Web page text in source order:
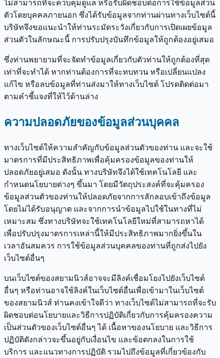
ไม่สามารถที่จะควบคุมดูแล หรือรับผิดชอบต่อการใช้ข้อมูลส่วน
ตัวโดยบุคคลภายนอก ซึ่งได้รับข้อมูลจากท่านผ่านทางเว็บไซต์นี้
บริษัทจึงขอแนะนำให้ท่านระมัดระวังเกี่ยวกับการเปิดเผยข้อมูล
ส่วนตัวในลักษณะนี้ การปรับปรุงบันทึกข้อมูลให้ถูกต้องอยู่เสมอ
ซึ่งท่านพยายามที่จะจัดทำข้อมูลเกี่ยวกับตัวท่านให้ถูกต้องที่สุด
เท่าที่จะทำได้ หากท่านต้องการที่จะทบทวน หรือเปลี่ยนแปลง
แก้ไข หรือลบข้อมูลที่ท่านส่งมาให้ทางเว็บไซต์ โปรดติดต่อมา
ตามคำชี้แจงที่ให้ไว้ด้านล่าง
ความปลอดภัยของข้อมูลส่วนบุคคล
ทางเว็บไซต์ให้ความสำคัญกับข้อมูลส่วนตัวของท่าน และจะใช้
มาตรการที่มีประสิทธิภาพเพื่อคุ้มครองข้อมูลของท่านให้
ปลอดภัยอยู่เสมอ ดังนั้น ทางบริษัทจึงได้ใช้เทคโนโลยี และ
กำหนดนโยบายต่างๆ ขึ้นมา โดยมีวัตถุประสงค์ที่จะคุ้มครอง
ข้อมูลส่วนตัวของท่านให้ปลอดภัยจากการลักลอบเข้าถึงข้อมูล
โดยไม่ได้รับอนุญาต และจากการนำข้อมูลไปใช้ในทางที่ไม่
เหมาะสม ซึ่งทางบริษัทจะใช้เทคโนโลยีใหม่ที่สามารถหาได้
เพื่อปรับปรุงมาตรการเหล่านี้ให้มีประสิทธิภาพมากยิ่งขึ้นใน
เวลาอันสมควร การใช้ข้อมูลส่วนบุคคลของท่านที่ถูกส่งไปยัง
เว็บไซต์อื่นๆ
บนเว็บไซต์ของสยามนิวส์อาจจะมีลิงค์เชื่อมโยงไปยังเว็บไซต์
อื่นๆ หรือท่านอาจใช้ลิงค์ในเว็บไซต์อื่นเพื่อเข้ามาในเว็บไซต์
ของสยามนิวส์ ท่านคงเข้าใจดีว่า ทางเว็บไซต์ไม่สามารถที่จะรับ
ผิดชอบต่อนโยบายและวิธีการปฏิบัติเกี่ยวกับการคุ้มครองความ
เป็นส่วนตัวของเว็บไซต์อื่นๆ ได้ เนื้อหาของนโยบาย และวิธีการ
ปฏิบัติดังกล่าวจะขึ้นอยู่กับเงื่อนไข และข้อตกลงในการใช้
บริการ และแนวทางการปฏิบัติ รวมไปถึงข้อมูลที่เกี่ยวข้องกับ